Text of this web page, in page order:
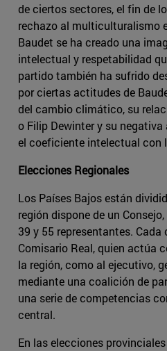
de ciertos sectores, el fin de
rechazo al multiculturalismo
Baudet se ha creado una
intelectual y respetabilidad
partido también ha sufrido
por ciertas actitudes de
del cambio climático, su
o Filip Dewinter y su
el coeficiente intelectual con
Elecciones Regionales
Los Países Bajos están
región dispone de un
39 y 55 representantes.
Comisario Real, quien actúa
la región, como al ejecutivo,
mediante una coalición de
una serie de competencias
central.
En las elecciones